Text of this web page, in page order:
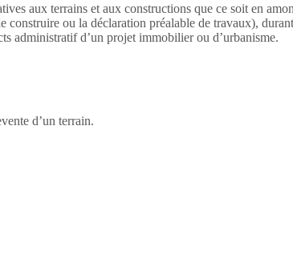
aux terrains et aux constructions que ce soit en
construire ou la déclaration préalable de travaux),
administratif d’un projet immobilier ou d’urbanisme.
d’un terrain.